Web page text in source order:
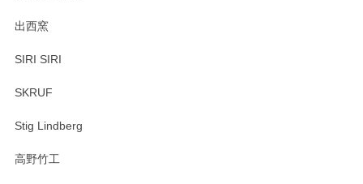
出西窯
SIRI SIRI
SKRUF
Stig Lindberg
高野竹工